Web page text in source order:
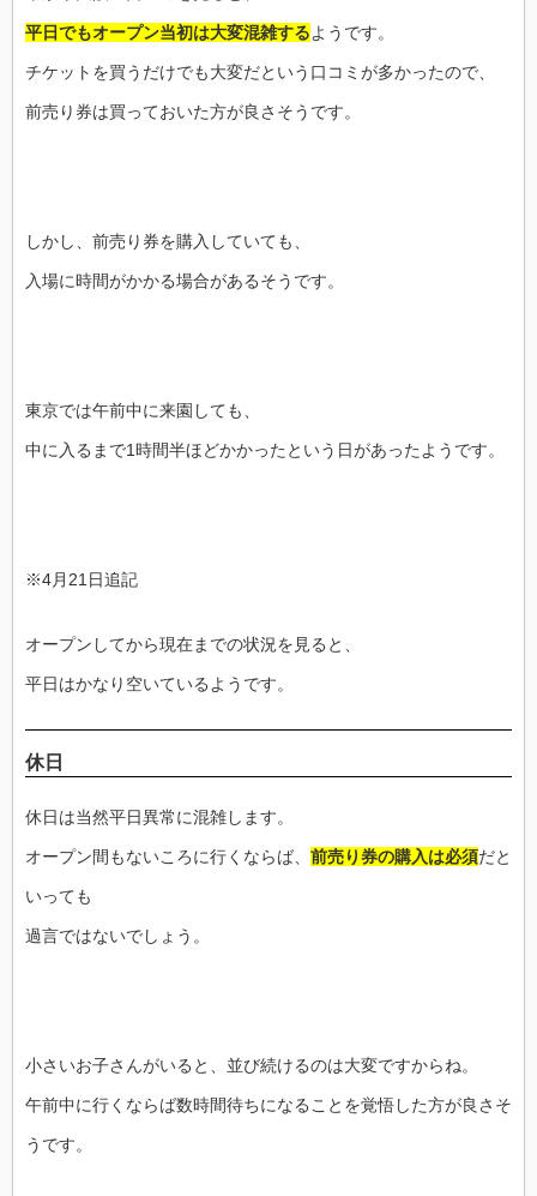
平日でもオープン当初は大変混雑するようです。
チケットを買うだけでも大変だという口コミが多かったので、
前売り券は買っておいた方が良さそうです。
しかし、前売り券を購入していても、
入場に時間がかかる場合があるそうです。
東京では午前中に来園しても、
中に入るまで1時間半ほどかかったという日があったようです。
※4月21日追記
オープンしてから現在までの状況を見ると、
平日はかなり空いているようです。
休日
休日は当然平日異常に混雑します。
オープン間もないころに行くならば、 前売り券の購入は必須だと
いっても
過言ではないでしょう。
小さいお子さんがいると、並び続けるのは大変ですからね。
午前中に行くならば数時間待ちになることを覚悟した方が良さそ
うです。